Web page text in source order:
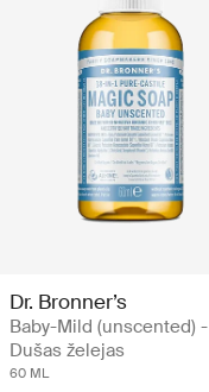
Dr. Bronner’s
Baby-Mild (unscented) -
Dušas želejas
60 ML